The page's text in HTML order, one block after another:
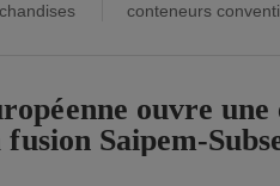
conteneurs
ouvre une
Saipem-